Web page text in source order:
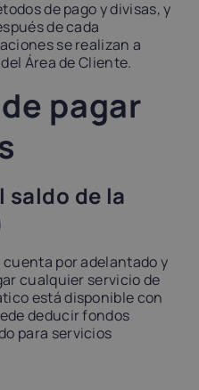
de pago y divisas, y
de cada
se realizan a
Área de Cliente.
pagar
saldo de la
por adelantado y
cualquier servicio de
está disponible con
deducir fondos
para servicios
Lithuania
21%
17%
Poland
23%
Portugal
23%
22%